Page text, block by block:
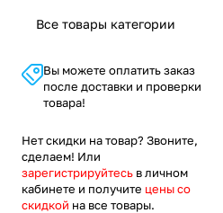
Все товары категории
Вы можете оплатить заказ
после доставки и проверки
товара!
Нет скидки на товар? Звоните,
сделаем! Или
зарегистрируйтесь в личном
кабинете и получите цены со
скидкой на все товары.